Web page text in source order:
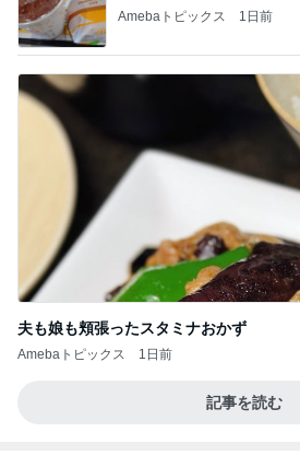
Amebaトピックス 1日前
夫も娘も頬張ったスタミナおかず
Amebaトピックス 1日前
記事を読む